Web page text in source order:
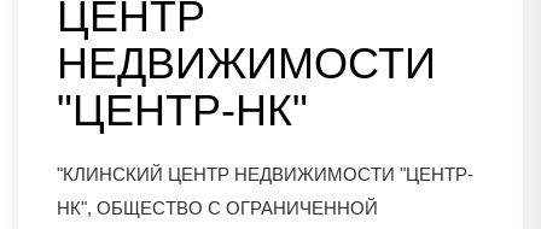
ЦЕНТР
НЕДВИЖИМОСТИ
"ЦЕНТР-НК"
"КЛИНСКИЙ ЦЕНТР НЕДВИЖИМОСТИ "ЦЕНТР-
НК", ОБЩЕСТВО С ОГРАНИЧЕННОЙ